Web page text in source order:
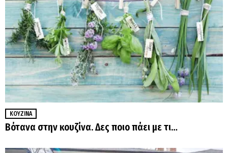
ΚΟΥΖΊΝΑ
Βότανα στην κουζίνα. Δες ποιο πάει με τι…